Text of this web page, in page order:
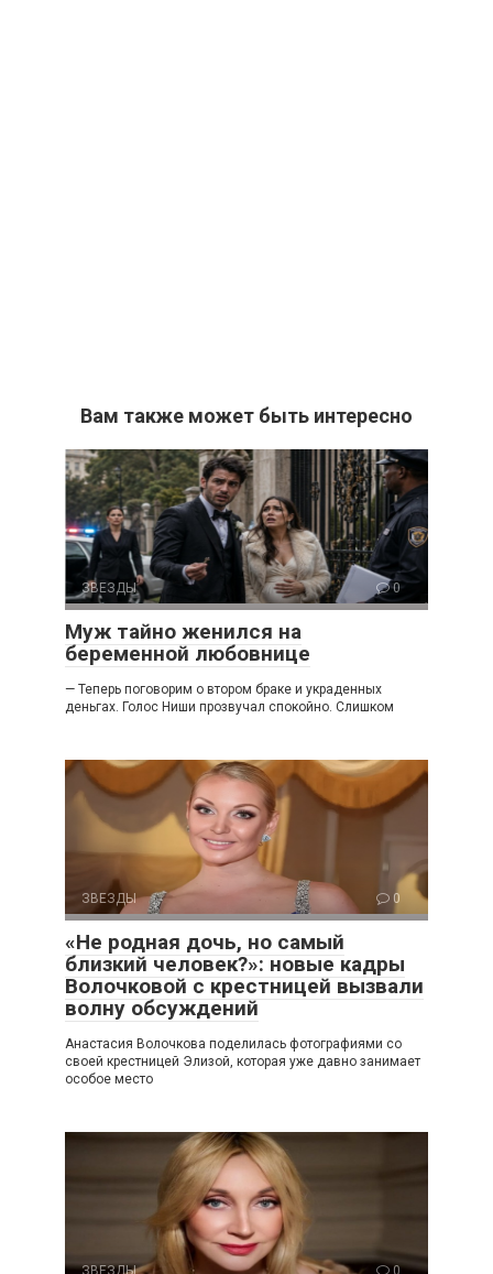
Вам также может быть интересно
ЗВЕЗДЫ 0
Муж тайно женился на
беременной любовнице
— Теперь поговорим о втором браке и украденных
деньгах. Голос Ниши прозвучал спокойно. Слишком
ЗВЕЗДЫ 0
«Не родная дочь, но самый
близкий человек?»: новые кадры
Волочковой с крестницей вызвали
волну обсуждений
Анастасия Волочкова поделилась фотографиями со
своей крестницей Элизой, которая уже давно занимает
особое место
ЗВЕЗДЫ 0